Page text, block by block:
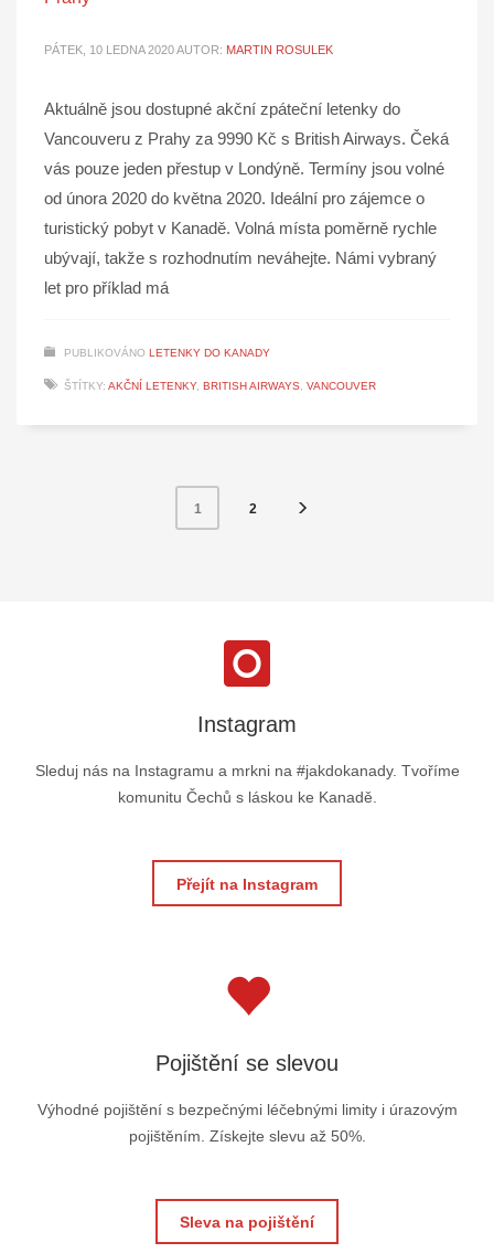
PÁTEK, 10 LEDNA 2020AUTOR: MARTIN ROSULEK
Aktuálně jsou dostupné akční zpáteční letenky do
Vancouveru z Prahy za 9990 Kč s British Airways. Čeká
vás pouze jeden přestup v Londýně. Termíny jsou volné
od února 2020 do května 2020. Ideální pro zájemce o
turistický pobyt v Kanadě. Volná místa poměrně rychle
ubývají, takže s rozhodnutím neváhejte. Námi vybraný
let pro příklad má
PUBLIKOVÁNO LETENKY DO KANADY
ŠTÍTKY: AKČNÍ LETENKY, BRITISH AIRWAYS, VANCOUVER
1 2
Instagram
Sleduj nás na Instagramu a mrkni na #jakdokanady. Tvoříme
komunitu Čechů s láskou ke Kanadě.
Přejít na Instagram
Pojištění se slevou
Výhodné pojištění s bezpečnými léčebnými limity i úrazovým
pojištěním. Získejte slevu až 50%.
Sleva na pojištění